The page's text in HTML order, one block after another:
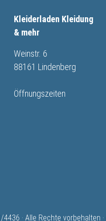
Kleiderladen Kleidung
& mehr
Weinstr. 6
88161 Lindenberg
Öffnungszeiten
· Alle Rechte vorbehalten ·